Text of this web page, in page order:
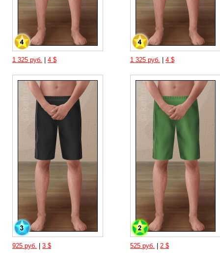
1 325 руб. 4 $ 1 325 руб. 4 $
925 руб. 3 $ 525 руб. 2 $